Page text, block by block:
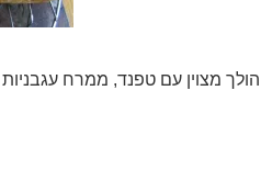
הולך מצוין עם טפנד, ממרח